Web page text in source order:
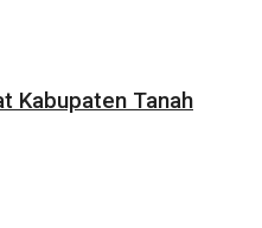
Kabupaten Tanah